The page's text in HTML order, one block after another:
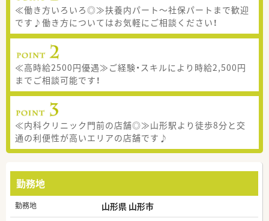
≪働き方いろいろ◎≫扶養内パート～社保パートまで歓迎
です♪働き方についてはお気軽にご相談ください！
≪高時給2500円優遇≫ご経験・スキルにより時給2,500円
までご相談可能です！
≪内科クリニック門前の店舗◎≫山形駅より徒歩8分と交
通の利便性が高いエリアの店舗です♪
勤務地
勤務地 山形県 山形市